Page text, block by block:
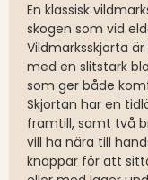
En klassisk
skogen som vid
Vildmarksskjorta
med en slitstark
som ger både
Skjortan har en
framtill, samt två
vill ha nära till
knappar för att